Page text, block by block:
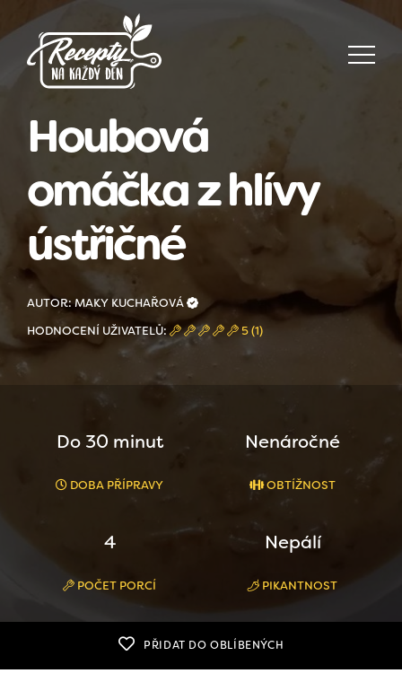
Houbová
omáčka z hlívy
ústřičné
AUTOR: MAKY KUCHAŘOVÁ
HODNOCENÍ UŽIVATELŮ:
5 (1)
Do 30 minut
DOBA PŘÍPRAVY
Nenáročné
OBTÍŽNOST
4
POČET PORCÍ
Nepálí
PIKANTNOST
PŘIDAT DO OBLÍBENÝCH